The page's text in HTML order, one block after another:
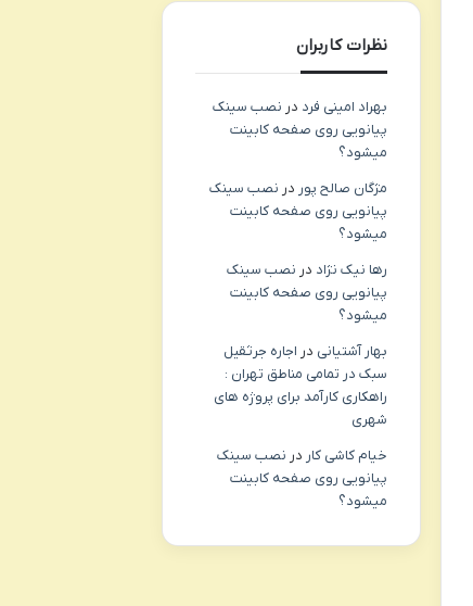
نظرات کاربران
بهراد امینی فرد در نصب سینک
پیانویی روی صفحه کابینت
میشود؟
مژگان صالح پور در نصب سینک
پیانویی روی صفحه کابینت
میشود؟
رها نیک نژاد در نصب سینک
پیانویی روی صفحه کابینت
میشود؟
بهار آشتیانی در اجاره جرثقیل
سبک در تمامی مناطق تهران :
راهکاری کارآمد برای پروژه های
شهری
خیام کاشی کار در نصب سینک
پیانویی روی صفحه کابینت
میشود؟